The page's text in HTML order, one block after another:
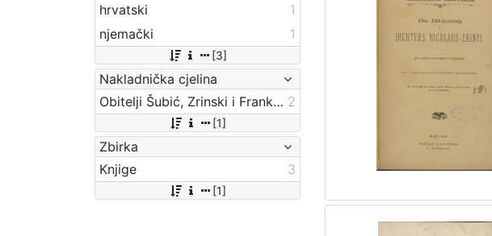
hrvatski
1
njemački
1
[3]
Nakladnička cjelina
Obitelji Šubić, Zrinski i Frankopan 2
[1]
Zbirka
Knjige
3
[1]